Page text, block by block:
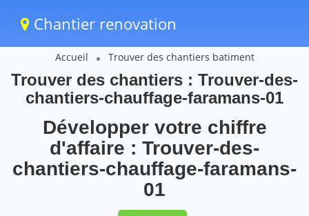
Chantier renovation
Accueil Trouver des chantiers batiment
Trouver des chantiers : Trouver-des-
chantiers-chauffage-faramans-01
Développer votre chiffre
d'affaire : Trouver-des-
chantiers-chauffage-faramans-
01